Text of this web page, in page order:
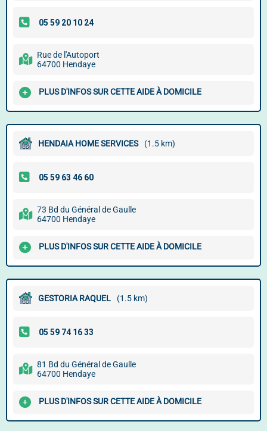
Rue de l'Autoport
64700 Hendaye
PLUS D'INFOS SUR CETTE AIDE À DOMICILE
HENDAIA HOME SERVICES (1.5 km)
73 Bd du Général de Gaulle
64700 Hendaye
PLUS D'INFOS SUR CETTE AIDE À DOMICILE
GESTORIA RAQUEL (1.5 km)
81 Bd du Général de Gaulle
64700 Hendaye
PLUS D'INFOS SUR CETTE AIDE À DOMICILE